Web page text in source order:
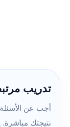
تدريب
أجب عن
نتيجتك